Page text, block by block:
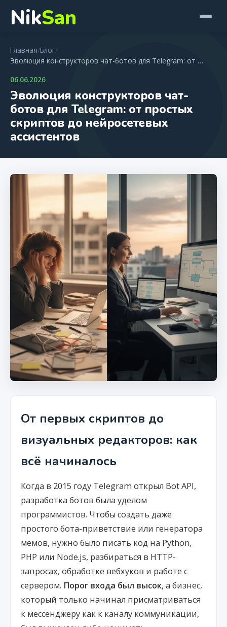
NikSan
Главная/Блог/
Эволюция конструкторов чат-ботов для Telegram: от …
06.06.2026
Эволюция конструкторов чат-
ботов для Telegram: от простых
скриптов до нейросетевых
ассистентов
От первых скриптов до
визуальных редакторов: как
всё начиналось
Когда в 2015 году Telegram открыл Bot API,
разработка ботов была уделом
программистов. Чтобы создать даже
простого бота-приветствие или генератора
мемов, нужно было писать код на Python,
PHP или Node.js, разбираться в HTTP-
запросах, обработке вебхуков и работе с
сервером. Порог входа был высок, а бизнес,
который только начинал присматриваться
к мессенджеру как к каналу коммуникации,